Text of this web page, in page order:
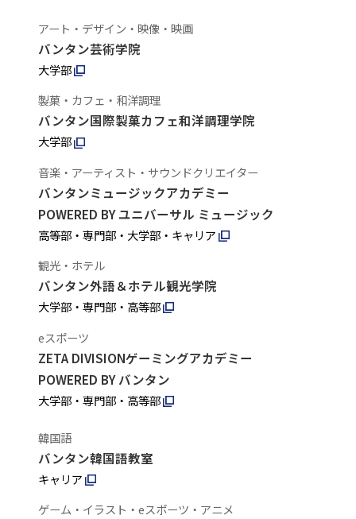
アート・デザイン・映像・映画
バンタン芸術学院
大学部
製菓・カフェ・和洋調理
バンタン国際製菓カフェ和洋調理学院
大学部
音楽・アーティスト・サウンドクリエイター
バンタンミュージックアカデミー
POWERED BY ユニバーサル ミュージック
高等部・専門部・大学部・キャリア
観光・ホテル
バンタン外語＆ホテル観光学院
大学部・専門部・高等部
eスポーツ
ZETA DIVISIONゲーミングアカデミー
POWERED BY バンタン
大学部・専門部・高等部
韓国語
バンタン韓国語教室
キャリア
ゲーム・イラスト・eスポーツ・アニメ